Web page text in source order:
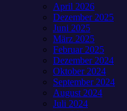
April 2026
Dezember 2025
Juni 2025
März 2025
Februar 2025
Dezember 2024
Oktober 2024
September 2024
August 2024
Juli 2024